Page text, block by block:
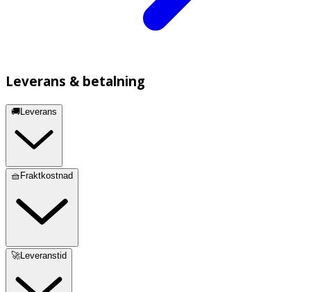
Leverans & betalning
🚚Leverans
🧺Fraktkostnad
🚀Leveranstid